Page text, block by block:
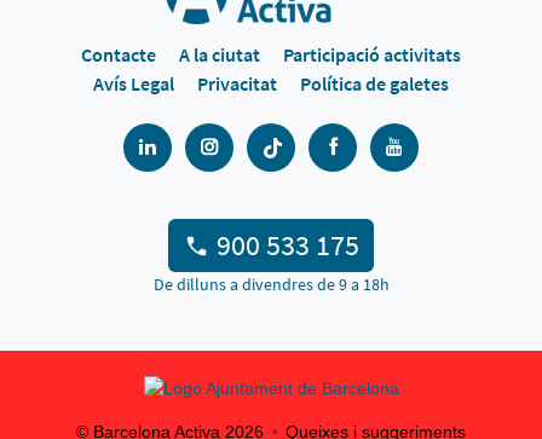
Contacte A la ciutat
Participació activitats
Avís Legal
Privacitat Política de galetes
900 533 175
De dilluns a divendres de 9 a 18h
© Barcelona Activa 2026 Queixes i suggeriments